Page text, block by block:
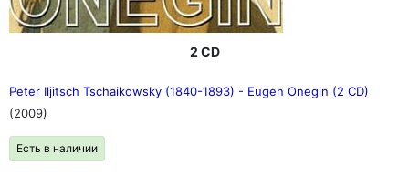
2 CD
Peter Iljitsch Tschaikowsky (1840-1893) - Eugen Onegin (2 CD)
(2009)
Есть в наличии